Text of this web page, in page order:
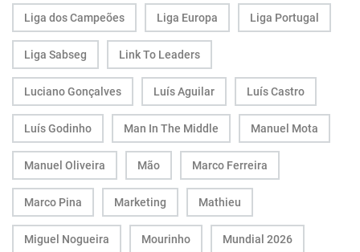
Liga dos Campeões Liga Europa Liga Portugal
Liga Sabseg Link To Leaders
Luciano Gonçalves Luís Aguilar Luís Castro
Luís Godinho Man In The Middle Manuel Mota
Manuel Oliveira Mão Marco Ferreira
Marco Pina Marketing Mathieu
Miguel Nogueira Mourinho Mundial 2026